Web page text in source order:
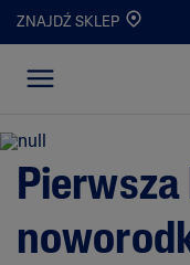
ZNAJDŹ SKLEP
Pierwsza